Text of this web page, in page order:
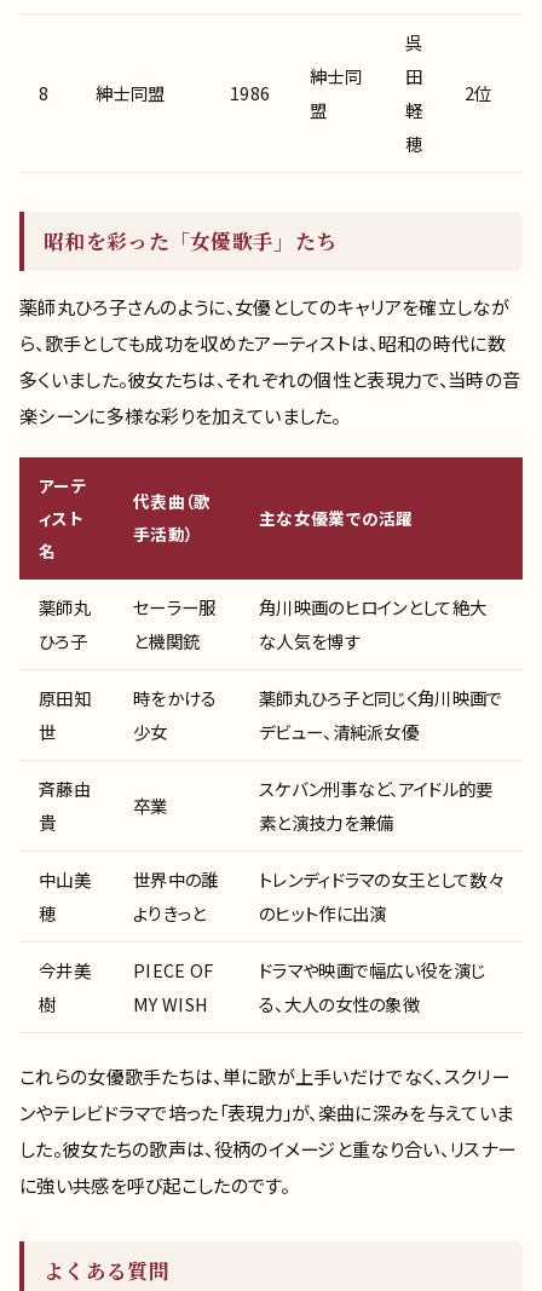
8 紳士同盟 1986
紳士同
盟
呉
田
軽
穂
2位
昭和を彩った「女優歌手」たち
薬師丸ひろ子さんのように、女優としてのキャリアを確立しなが
ら、歌手としても成功を収めたアーティストは、昭和の時代に数
多くいました。彼女たちは、それぞれの個性と表現力で、当時の音
楽シーンに多様な彩りを加えていました。
アーテ
ィスト
名
代表曲（歌
手活動）
主な女優業での活躍
薬師丸
ひろ子
セーラー服
と機関銃
角川映画のヒロインとして絶大
な人気を博す
原田知
世
時をかける
少女
薬師丸ひろ子と同じく角川映画で
デビュー、清純派女優
斉藤由
貴
卒業
スケバン刑事など、アイドル的要
素と演技力を兼備
中山美
穂
世界中の誰
よりきっと
トレンディドラマの女王として数々
のヒット作に出演
今井美
樹
PIECE OF
MY WISH
ドラマや映画で幅広い役を演じ
る、大人の女性の象徴
これらの女優歌手たちは、単に歌が上手いだけでなく、スクリー
ンやテレビドラマで培った「表現力」が、楽曲に深みを与えていま
した。彼女たちの歌声は、役柄のイメージと重なり合い、リスナー
に強い共感を呼び起こしたのです。
よくある質問